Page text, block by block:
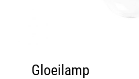
Gloeilamp